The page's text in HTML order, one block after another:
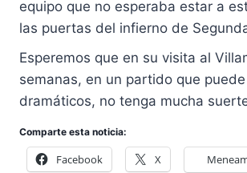
equipo que no esperaba estar a
las puertas del infierno de
Esperemos que en su visita al
semanas, en un partido que
dramáticos, no tenga mucha
Comparte esta noticia:
Facebook X